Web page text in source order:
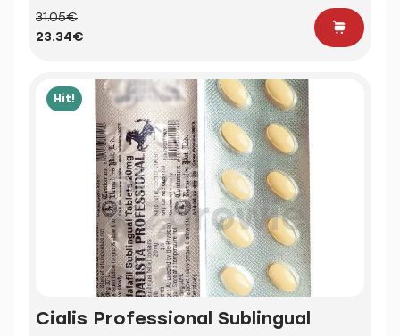
31.05€
23.34€
Hit!
Cialis Professional Sublingual